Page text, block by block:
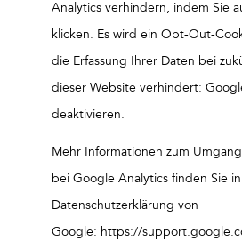
Analytics verhindern, indem Sie
klicken. Es wird ein Opt-Out-
die Erfassung Ihrer Daten bei
dieser Website verhindert:
deaktivieren.
Mehr Informationen zum
bei Google Analytics finden Sie
Datenschutzerklärung von
Google: https://